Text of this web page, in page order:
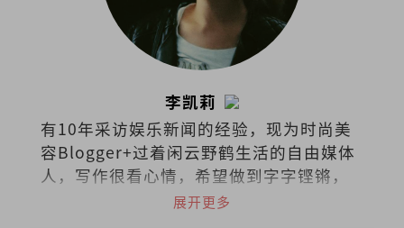
李凯莉
有10年采访娱乐新闻的经验，现为时尚美
容Blogger+过着闲云野鹤生活的自由媒体
人，写作很看心情，希望做到字字铿锵，
展开更多